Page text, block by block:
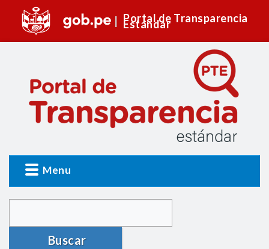
Portal de Transparencia
Estándar
Menu
Buscar